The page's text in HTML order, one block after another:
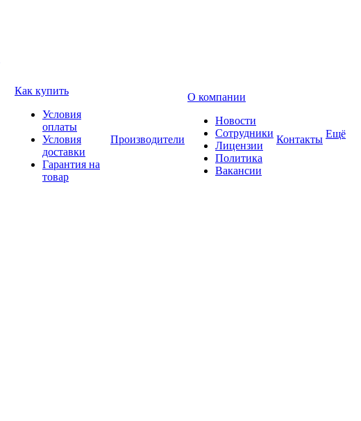
Как купить
Условия
оплаты
Условия
доставки
Гарантия на
товар
Производители
О компании
Новости
Сотрудники
Лицензии
Политика
Вакансии
Контакты Ещё